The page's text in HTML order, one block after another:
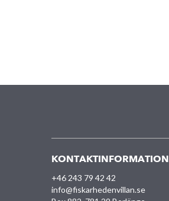
KONTAKTINFORMATION
+46 243 79 42 42
info@fiskarhedenvillan.se